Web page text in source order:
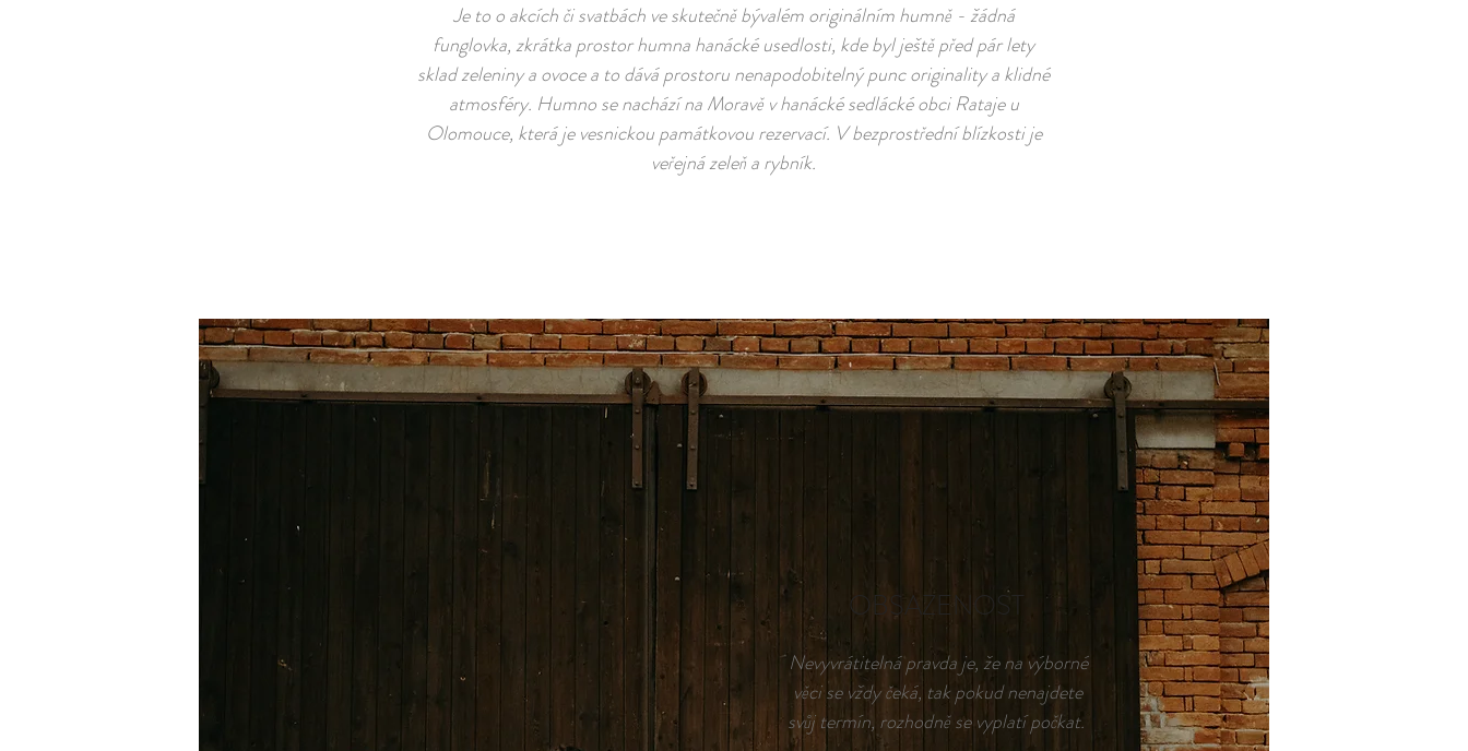
Je to o akcích či svatbách ve skutečně bývalém originálním humně - žádná
funglovka, zkrátka prostor humna hanácké usedlosti, kde byl ještě před pár lety
sklad zeleniny a ovoce a to dává prostoru nenapodobitelný punc originality a klidné
atmosféry. Humno se nachází na Moravě v hanácké sedlácké obci Rataje u
Olomouce, která je vesnickou památkovou rezervací. V bezprostřední blízkosti je
veřejná zeleň a rybník.
OBSAZENOST
Nevyvrátitelná pravda je, že na výborné
věci se vždy čeká, tak pokud nenajdete
svůj termín, rozhodně se vyplatí počkat.